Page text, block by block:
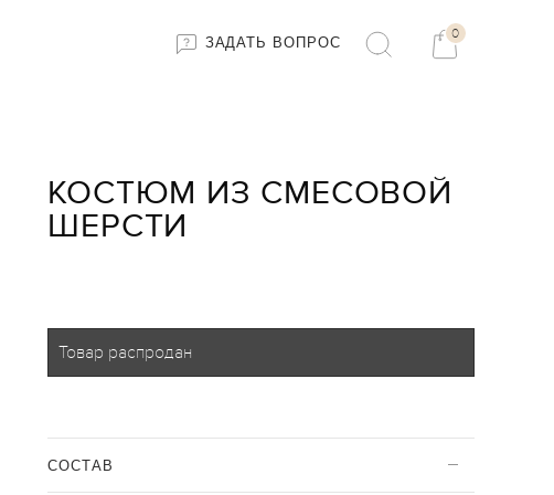
ЗАДАТЬ ВОПРОС
0
КОСТЮМ ИЗ СМЕСОВОЙ
ШЕРСТИ
Товар распродан
CОСТАВ